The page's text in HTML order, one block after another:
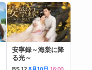
安寧録～海棠に降
る光～